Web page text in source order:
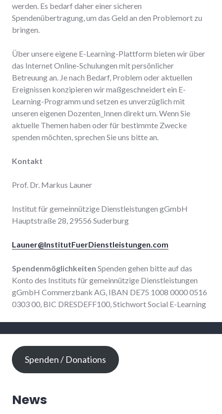
werden. Es bedarf daher einer sicheren
Spendenübertragung, um das Geld an den Problemort zu
bringen.
Über unsere eigene E-Learning-Plattform bieten wir über
das Internet Online-Schulungen mit persönlicher
Betreuung an. Je nach Bedarf, Problem oder aktuellen
Ereignissen konzipieren wir maßgeschneidert ein E-
Learning-Programm und setzen es unverzüglich mit
unseren eigenen Dozenten_Innen direkt um. Wenn Sie
aktuelle Themen haben oder für bestimmte Zwecke
spenden möchten, sprechen Sie uns bitte an.
Kontakt
Prof. Dr. Markus Launer
Institut für gemeinnützige Dienstleistungen gGmbH
Hauptstraße 28, 29556 Suderburg
Launer@InstitutFuerDienstleistungen.com
Spendenmöglichkeiten Spenden gehen bitte auf das
Konto des Instituts für gemeinnützige Dienstleistungen
gGmbH Commerzbank AG, IBAN DE75 1008 0000 0516
0303 00, BIC DRESDEFF100, Stichwort Social E-Learning
Spenden / Donations
News